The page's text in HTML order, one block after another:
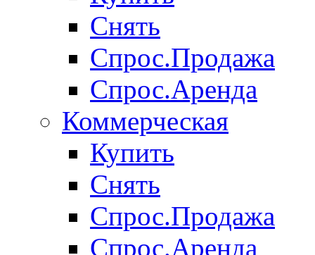
Снять
Спрос.Продажа
Спрос.Аренда
Коммерческая
Купить
Снять
Спрос.Продажа
Спрос.Аренда